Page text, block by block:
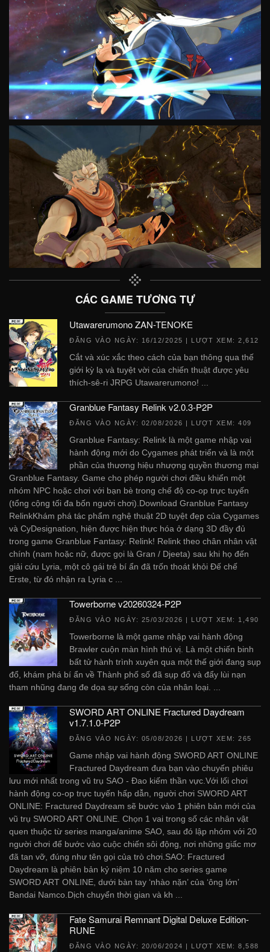
CÁC GAME TƯƠNG TỰ
Utawarerumono ZAN-TENOKE
ĐĂNG VÀO NGÀY: 16/12/2025 | LƯỢT XEM: 2,612
Cắt và xúc xắc theo cách của bạn thông qua thế
giới kỳ lạ và tuyệt vời của chiến thuật được yêu
thích-sê-ri JRPG Utawarerumono! ...
Granblue Fantasy Relink v2.0.3-P2P
ĐĂNG VÀO NGÀY: 02/08/2026 | LƯỢT XEM: 409
Granblue Fantasy: Relink là một game nhập vai
hành động mới do Cygames phát triển và là một
phần của thương hiệu nhượng quyền thương mại
Granblue Fantasy. Game cho phép người chơi điều khiển một
nhóm NPC hoặc chơi với bạn bè trong chế độ co-op trực tuyến
(tổng cộng tối đa bốn người chơi).Download Granblue Fantasy
RelinkKhám phá tác phẩm nghệ thuật 2D tuyệt đẹp của Cygames
và CyDesignation, hiện được hiện thực hóa ở dạng 3D đầy đủ
trong game Granblue Fantasy: Relink! Relink theo chân nhân vật
chính (nam hoặc nữ, được gọi là Gran / Djeeta) sau khi họ đến
giải cứu Lyria, một cô gái trẻ bí ẩn đã trốn thoát khỏi Đế chế
Erste, từ đó nhận ra Lyria c ...
Towerborne v20260324-P2P
ĐĂNG VÀO NGÀY: 25/03/2026 | LƯỢT XEM: 1,490
Towerborne là một game nhập vai hành động
Brawler cuộn màn hình thú vị. Là một chiến binh
bất tử hành trình xuyên qua một thế giới đang sụp
đổ, khám phá bí ẩn về Thành phố số đã sụp đổ và đẩy lùi nạn
tham nhũng đang đe dọa sự sống còn của nhân loại. ...
SWORD ART ONLINE Fractured Daydream
v1.7.1.0-P2P
ĐĂNG VÀO NGÀY: 05/08/2026 | LƯỢT XEM: 265
Game nhập vai hành động SWORD ART ONLINE
Fractured Daydream đưa bạn vào chuyến phiêu
lưu mới nhất trong vũ trụ SAO - Đao kiếm thần vực.Với lối chơi
hành động co-op trực tuyến hấp dẫn, người chơi SWORD ART
ONLINE: Fractured Daydream sẽ bước vào 1 phiên bản mới của
vũ trụ SWORD ART ONLINE. Chọn 1 vai trong số các nhân vật
quen thuộc từ series manga/anime SAO, sau đó lập nhóm với 20
người chơi để bước vào cuộc chiến sôi động, nơi những giấc mơ
đã tan vỡ, đúng như tên gọi của trò chơi.SAO: Fractured
Daydream là phiên bản kỷ niệm 10 năm cho series game
SWORD ART ONLINE, dưới bàn tay ‘nhào nặn’ của ‘ông lớn’
Bandai Namco.Dịch chuyển thời gian và kh ...
Fate Samurai Remnant Digital Deluxe Edition-
RUNE
ĐĂNG VÀO NGÀY: 20/06/2024 | LƯỢT XEM: 8,588